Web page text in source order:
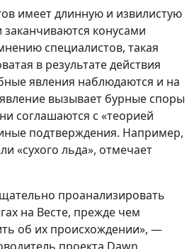
имеет длинную и извилистую
конусами
специалистов, такая
в результате действия
явления наблюдаются и на
вызывает бурные споры
соглашаются с «теорией
подтверждения. Например,
«сухого льда», отмечает
проанализировать
на Весте, прежде чем
об их происхождении», —